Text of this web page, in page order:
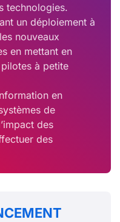
technologies.
un déploiement à
nouveaux
en mettant en
à petite
en
de
des
des